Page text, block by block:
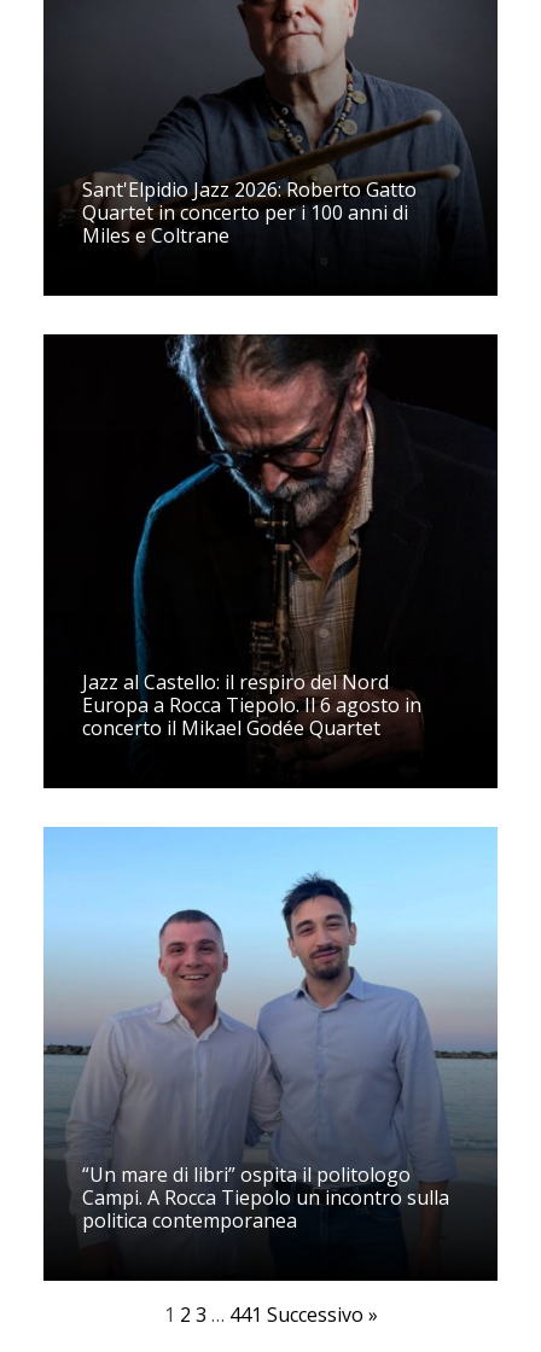
Sant'Elpidio Jazz 2026: Roberto Gatto
Quartet in concerto per i 100 anni di
Miles e Coltrane
Jazz al Castello: il respiro del Nord
Europa a Rocca Tiepolo. Il 6 agosto in
concerto il Mikael Godée Quartet
“Un mare di libri” ospita il politologo
Campi. A Rocca Tiepolo un incontro sulla
politica contemporanea
1 2 3 … 441 Successivo »